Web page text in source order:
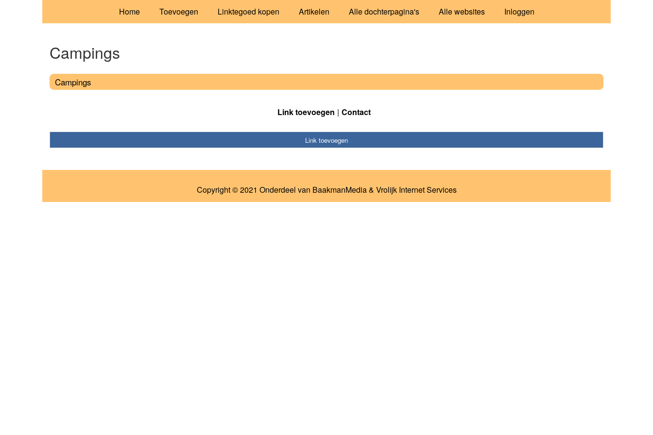
Home Toevoegen Linktegoed kopen Artikelen Alle dochterpagina's Alle websites Inloggen
Campings
Campings
Link toevoegen Contact
Link toevoegen
Copyright © 2021 Onderdeel van BaakmanMedia& Vrolijk Internet Services